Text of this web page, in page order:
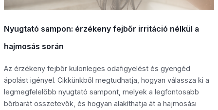
Nyugtató sampon: érzékeny fejbőr irritáció nélkül a
hajmosás során
Az érzékeny fejbőr különleges odafigyelést és gyengéd
ápolást igényel. Cikkünkből megtudhatja, hogyan válassza ki a
legmegfelelőbb nyugtató sampont, melyek a legfontosabb
bőrbarát összetevők, és hogyan alakíthatja át a hajmosási